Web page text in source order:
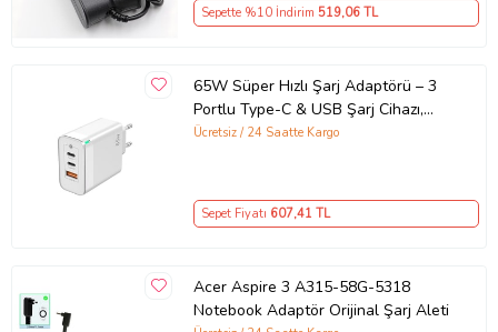
Sepette %10 İndirim 519,06 TL
65W Süper Hızlı Şarj Adaptörü – 3
Portlu Type-C & USB Şarj Cihazı,
GaN Teknolojili 65W Hızlı Şarj Cihazı
Adaptörü – Type-C ve USB Çıkışlı,
Evrensel 65W Duvar Tipi Şarj
Ücretsiz / 24 Saatte Kargo
Sepet Fiyatı 607,41 TL
Acer Aspire 3 A315-58G-5318
Notebook Adaptör Orijinal Şarj Aleti